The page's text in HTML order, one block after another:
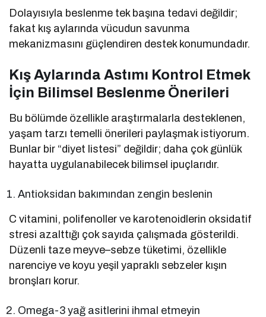
Dolayısıyla beslenme tek başına tedavi değildir;
fakat kış aylarında vücudun savunma
mekanizmasını güçlendiren destek konumundadır.
Kış Aylarında Astımı Kontrol Etmek
İçin Bilimsel Beslenme Önerileri
Bu bölümde özellikle araştırmalarla desteklenen,
yaşam tarzı temelli önerileri paylaşmak istiyorum.
Bunlar bir “diyet listesi” değildir; daha çok günlük
hayatta uygulanabilecek bilimsel ipuçlarıdır.
Antioksidan bakımından zengin beslenin
C vitamini, polifenoller ve karotenoidlerin oksidatif
stresi azalttığı çok sayıda çalışmada gösterildi.
Düzenli taze meyve–sebze tüketimi, özellikle
narenciye ve koyu yeşil yapraklı sebzeler kışın
bronşları korur.
Omega-3 yağ asitlerini ihmal etmeyin